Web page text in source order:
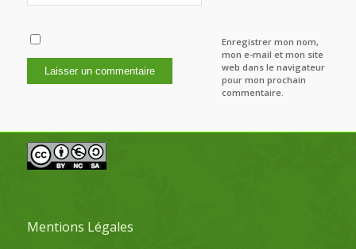
Enregistrer mon nom,
mon e-mail et mon site
web dans le navigateur
pour mon prochain
commentaire.
Mentions Légales